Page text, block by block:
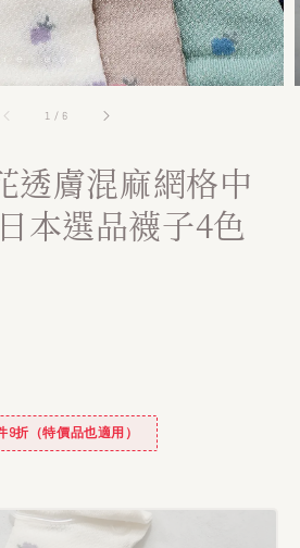
1 / 6
透膚混麻網格中
本選品襪子4色
折（特價品也適用）